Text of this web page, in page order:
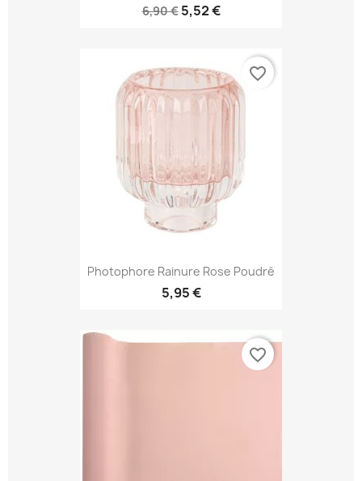
6,90 € 5,52 €
Photophore Rainure Rose Poudré
5,95 €
favorite_border
favorite_border